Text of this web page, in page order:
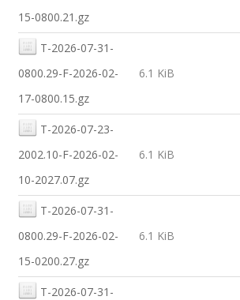
15-0800.21.gz
T-2026-07-31-
0800.29-F-2026-02-
17-0800.15.gz
6.1 KiB
T-2026-07-23-
2002.10-F-2026-02-
10-2027.07.gz
6.1 KiB
T-2026-07-31-
0800.29-F-2026-02-
15-0200.27.gz
6.1 KiB
T-2026-07-31-